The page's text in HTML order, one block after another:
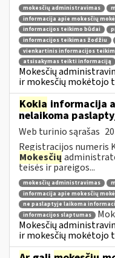
mokesčių administravimas
informacija apie mokesčių
informacijos teikimo būdai
informacijos teikimas žodžiu
vienkartinis informacijos
atsisakymas teikti informaciją
Mokesčių
ir mokesčių mokėtojo
Kokia informacija
nelaikoma
Web turinio sąrašas
Registracijos numeris
Mokesčių
teisės ir pareigos...
mokesčių administravimas
informacija apie mokesčių
ne paslaptyje laikoma
informacijos slaptumas
Mokesčių
ir mokesčių mokėtojo